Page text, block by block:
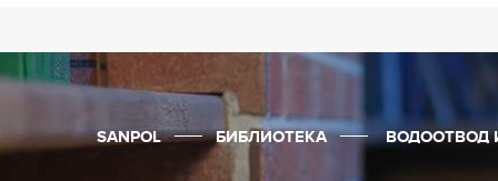
SANPOL БИБЛИОТЕКА ВОДООТВОД